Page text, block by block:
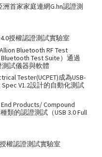
首家家庭連網G.hn認證測
授權認證測試實驗室
Bluetooth RF Test
Test Suite）通過
測試儀器與軟體
Tester(UCPET)成為USB-
V1.2設計的自動化測試
Products/ Compound
類的認證測試（USB 3.0 Full
授權認證測試實驗室